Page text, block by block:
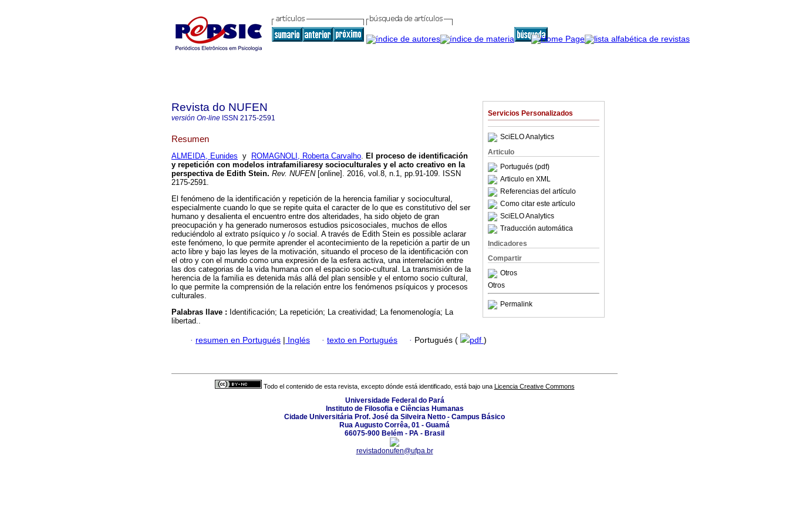
Servicios Personalizados
SciELO Analytics
Articulo
Portugués (pdf)
Articulo en XML
Referencias del artículo
Como citar este artículo
SciELO Analytics
Traducción automática
Indicadores
Compartir
Otros
Otros
Permalink
Revista do NUFEN
versión On-line ISSN 2175-2591
Resumen
ALMEIDA, Eunides y ROMAGNOLI, Roberta Carvalho. El proceso de identificación
y repetición con modelos intrafamiliaresy socioculturales y el acto creativo en la
perspectiva de Edith Stein. Rev. NUFEN[online]. 2016, vol.8, n.1, pp.91-109. ISSN
2175-2591.
El fenómeno de la identificación y repetición de la herencia familiar y sociocultural,
especialmente cuando lo que se repite quita el caracter de lo que es constitutivo del ser
humano y desalienta el encuentro entre dos alteridades, ha sido objeto de gran
preocupación y ha generado numerosos estudios psicosociales, muchos de ellos
reduciéndolo al extrato psíquico y /o social. A través de Edith Stein es possible aclarar
este fenómeno, lo que permite aprender el acontecimiento de la repetición a partir de un
acto libre y bajo las leyes de la motivación, situando el proceso de la identificación con
el otro y con el mundo como una expresión de la esfera activa, una interrelación entre
las dos categorias de la vida humana con el espacio socio-cultural. La transmisión de la
herencia de la familia es detenida más allá del plan sensible y el entorno socio cultural,
lo que permite la comprensión de la relación entre los fenómenos psíquicos y procesos
culturales.
Palabras llave : Identificación; La repetición; La creatividad; La fenomenología; La
libertad..
· resumen en Portugués | Inglés · texto en Portugués · Portugués ( pdf )
Todo el contenido de esta revista, excepto dónde está identificado, está bajo una Licencia Creative Commons
Universidade Federal do Pará
Instituto de Filosofia e Ciências Humanas
Cidade Universitária Prof. José da Silveira Netto - Campus Básico
Rua Augusto Corrêa, 01 - Guamá
66075-900 Belém - PA - Brasil
revistadonufen@ufpa.br